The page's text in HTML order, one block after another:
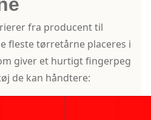
fra producent til
fleste tørretårne placeres i
giver et hurtigt fingerpeg
de kan håndtere: